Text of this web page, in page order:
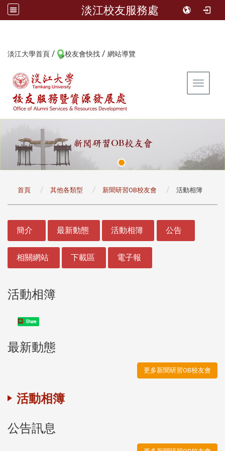
淡江校友服務處
淡江大學首頁 / 校友會快找 / 網站導覽
Toggle
首頁 其他各類型 新聞研習OB校友會 活動相簿
簡介 最新動態 活動相簿 公告
相關網站 下載區 電子報
活動相簿
Share
最新動態
更多新聞研習OB校友會
活動相簿
公告訊息